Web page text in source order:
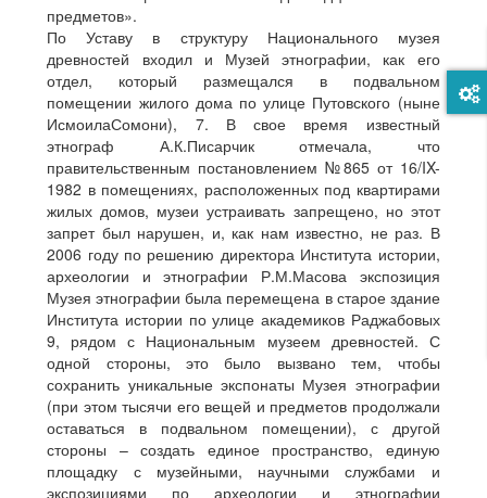
предметов».
По Уставу в структуру Национального музея
древностей входил и Музей этнографии, как его
отдел, который размещался в подвальном
помещении жилого дома по улице Путовского (ныне
ИсмоилаСомони), 7. В свое время известный
этнограф А.К.Писарчик отмечала, что
правительственным постановлением №865 от 16/IX-
1982 в помещениях, расположенных под квартирами
жилых домов, музеи устраивать запрещено, но этот
запрет был нарушен, и, как нам известно, не раз. В
2006 году по решению директора Института истории,
археологии и этнографии Р.М.Масова экспозиция
Музея этнографии была перемещена в старое здание
Института истории по улице академиков Раджабовых
9, рядом с Национальным музеем древностей. С
одной стороны, это было вызвано тем, чтобы
сохранить уникальные экспонаты Музея этнографии
(при этом тысячи его вещей и предметов продолжали
оставаться в подвальном помещении), с другой
стороны – создать единое пространство, единую
площадку с музейными, научными службами и
экспозициями по археологии и этнографии